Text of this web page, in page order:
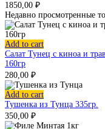
1850,00 ₽
Недавно просмотренные
Add to cart
Салат Тунец с киноа и
160гр
280,00 ₽
Add to cart
Тушенка из Тунца 335гр.
350,00 ₽